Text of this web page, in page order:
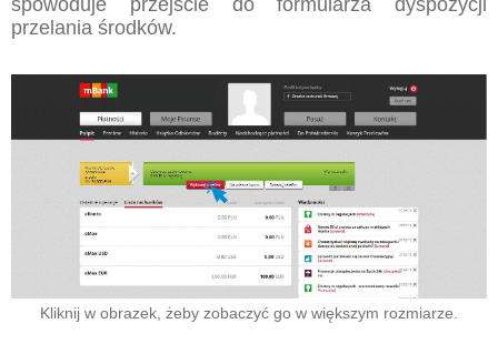
spowoduje przejście do formularza dyspozycji
przelania środków.
Kliknij w obrazek, żeby zobaczyć go w większym rozmiarze.